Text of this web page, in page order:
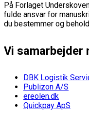
På Forlaget
fulde ansvar for
du bestemmer og
Vi samarbejder
DBK Logistik
Publizon A/S
ereolen.dk
Quickpay ApS